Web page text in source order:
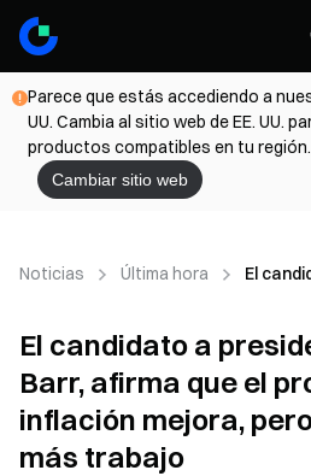
Parece que estás accediendo a
UU. Cambia al sitio web de EE. UU.
productos compatibles en tu región.
Cambiar sitio web
Noticias Última hora El
El candidato a
Barr, afirma que el
inflación mejora,
más trabajo